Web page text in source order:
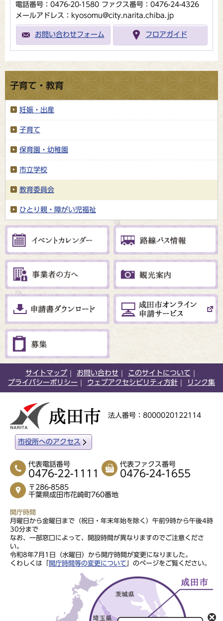
電話番号：0476-20-1580 ファクス番号：0476-24-4326
メールアドレス：kyosomu@city.narita.chiba.jp
お問い合わせフォーム フロアガイド
子育て・教育
妊娠・出産
子育て
保育園・幼稚園
市立学校
教育委員会
ひとり親・障がい児福祉
サイトマップ お問い合わせ
このサイトについて
プライバシーポリシー
ウェブアクセシビリティ方針 リンク集
法人番号：8000020122114
市役所へのアクセス
代表電話番号
0476-22-1111
代表ファクス番号
0476-24-1655
〒286-8585
千葉県成田市花崎町760番地
開庁時間
月曜日から金曜日まで（祝日・年末年始を除く）午前9時から午後4時
30分まで
なお、一部窓口によって、開設時間が異なりますのでご注意くださ
い。
令和8年7月1日（水曜日）から開庁時間が変更になりました。
くわしくは「
開庁時間等の変更について 」のページをご覧ください。